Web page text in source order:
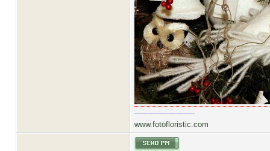
www.fotofloristic.com